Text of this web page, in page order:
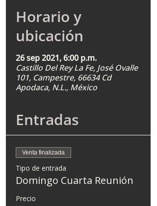
Horario y
ubicación
26 sep 2021, 6:00 p.m.
Castillo Del Rey La Fe, José Ovalle
101, Campestre, 66634 Cd
Apodaca, N.L., México
Entradas
Venta finalizada
Tipo de entrada
Domingo Cuarta Reunión
Precio